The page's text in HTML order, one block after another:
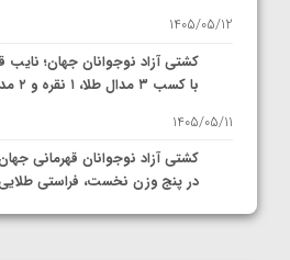
1405/05/12
کشتی آزاد نوجوانان جهان؛ نایب
با کسب ۳ مدال طلا، ۱ نقره و ۲ مدال برنز
1405/05/11
کشتی آزاد نوجوانان قهرمانی
در پنج وزن نخست، فراستی
1405/05/11